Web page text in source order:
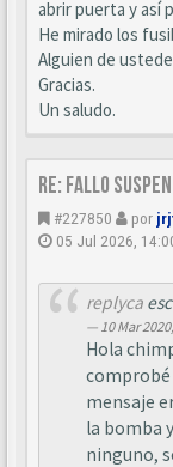
abrir puerta y así
He mirado los
Alguien de
Gracias.
Un saludo.
Re: Fallo
#227850 por
05 Jul 2026,
replyca
10 Mar
Hola
comprobé
mensaje
la bomba
ninguno,